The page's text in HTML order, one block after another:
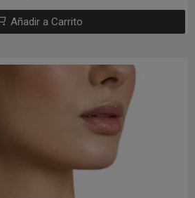
Añadir a Carrito